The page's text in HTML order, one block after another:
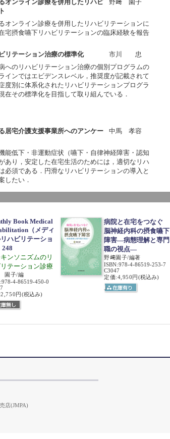
オンライン診療を併用したリハビ
野﨑 園子
オンライン診療を併用したリハビリテーションに
宅摂食嚥下リハビリテーションの臨床経験を報告
リテーション治療の標準化
市川 忠
へのリハビリテーション治療の個別プログラムの
インではエビデンスレベル，推奨度が記載されて
度別に体系化されたリハビリテーションプログラ
在その標準化を目指して取り組んでいる．
居宅介護支援事業所へのアンケー
中馬 孝容
能低下・非運動症状（嚥下・自律神経障害・認知
あり，安定した在宅生活のためには，適切なリハ
必須である．円滑なリハビリテーションの導入と
したい．
Book Medical
（メディ
ハビリテーショ
248
ンソニズムのリ
テーション診療
園子/編
:978-4-86519-450-0
円(税込み)
病院と在宅をつなぐ
脳神経内科の摂食嚥下
障害―病態理解と専門
職の視点―
野﨑園子/編著
ISBN:978-4-86519-253-7
C3047
定価:4,950円(税込み)
店(JMPA)